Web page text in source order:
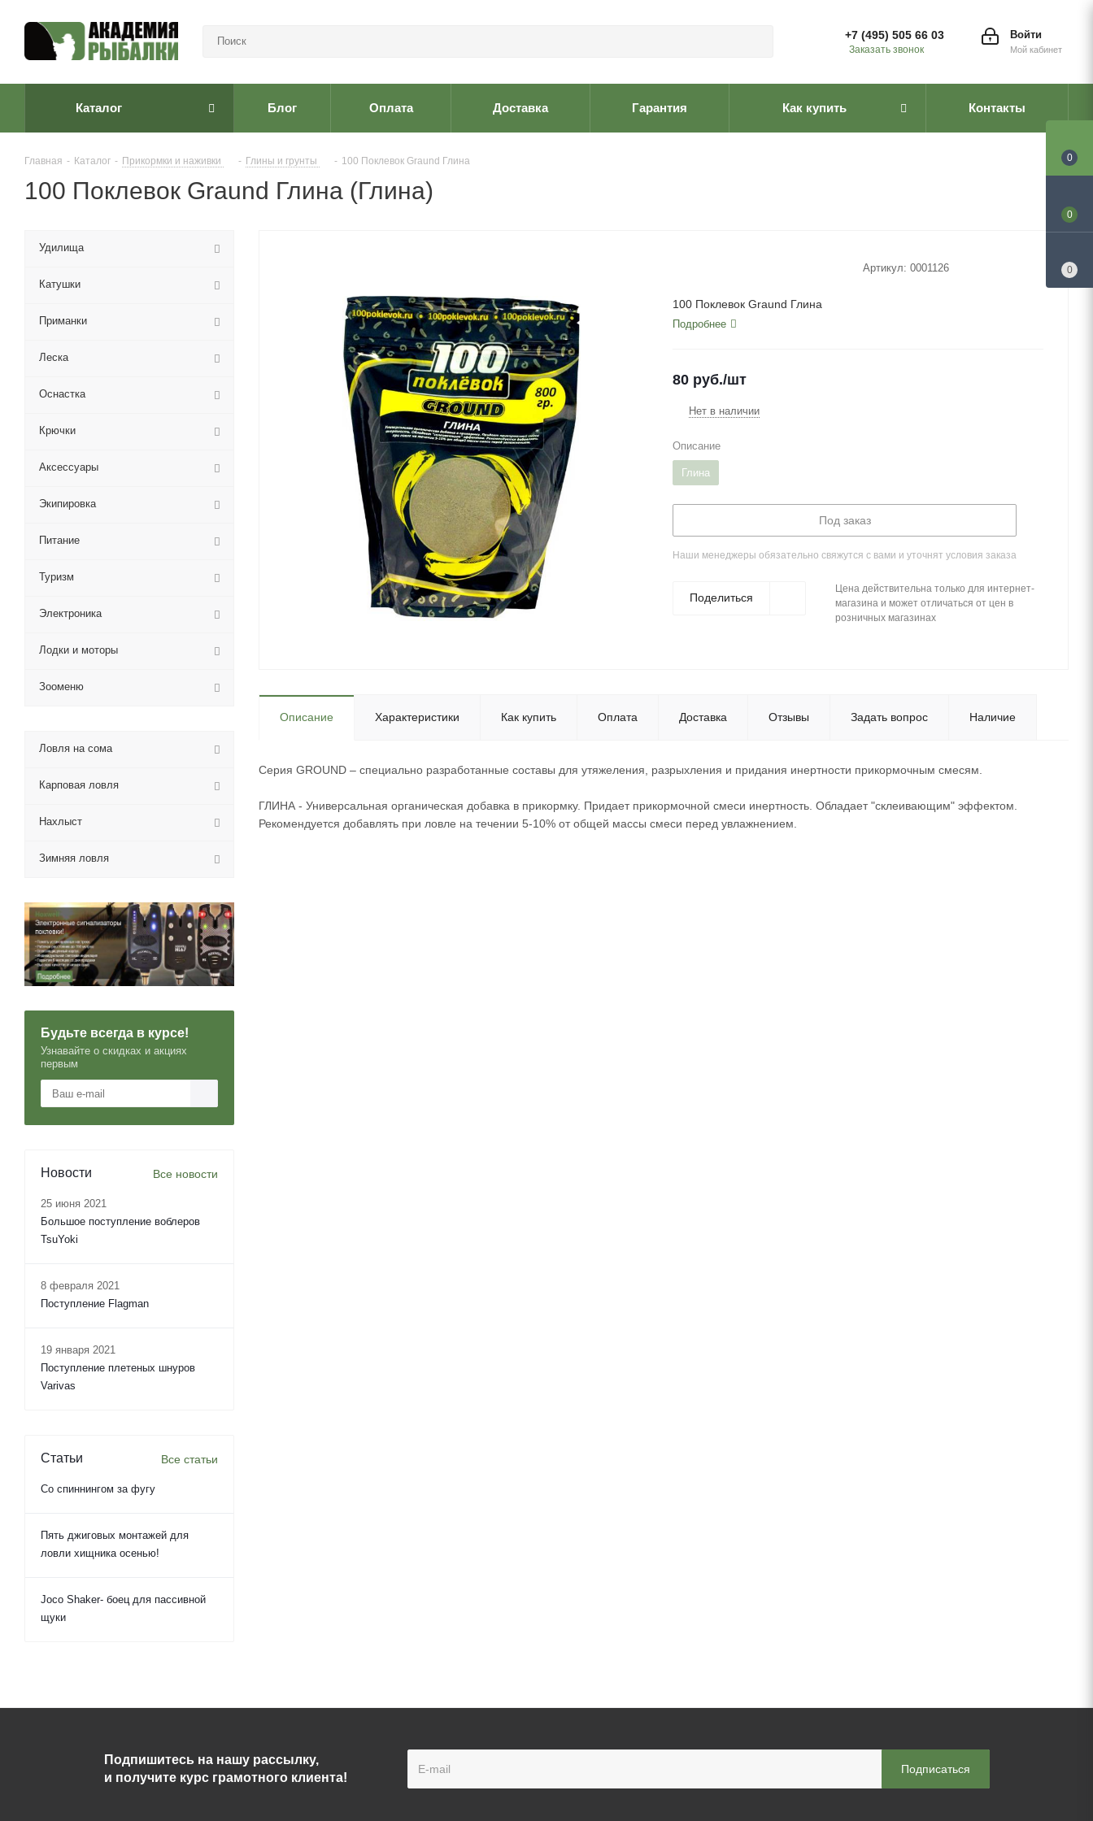
Войти
Мой кабинет
+7 (495) 505 66 03
Заказать звонок
Каталог Блог Оплата Доставка Гарантия Как купить Контакты
Главная - Каталог - Прикормки и наживки - Глины и грунты - 100 Поклевок Graund Глина
100 Поклевок Graund Глина (Глина)
Артикул: 0001126
100 Поклевок Graund Глина
Подробнее
80 руб./шт
Нет в наличии
Описание
Глина
Под заказ
Наши менеджеры обязательно свяжутся с вами и уточнят условия заказа
Поделиться
Цена действительна только для интернет-
магазина и может отличаться от цен в
розничных магазинах
Описание Характеристики Как купить Оплата Доставка Отзывы Задать вопрос Наличие
Серия GROUND – специально разработанные составы для утяжеления, разрыхления и придания инертности прикормочным смесям.
ГЛИНА - Универсальная органическая добавка в прикормку. Придает прикормочной смеси инертность. Обладает "склеивающим" эффектом.
Рекомендуется добавлять при ловле на течении 5-10% от общей массы смеси перед увлажнением.
Удилища
Катушки
Приманки
Леска
Оснастка
Крючки
Аксессуары
Экипировка
Питание
Туризм
Электроника
Лодки и моторы
Зооменю
Ловля на сома
Карповая ловля
Нахлыст
Зимняя ловля
Будьте всегда в курсе!
Узнавайте о скидках и акциях
первым
Новости Все новости
25 июня 2021
Большое поступление воблеров
TsuYoki
8 февраля 2021
Поступление Flagman
19 января 2021
Поступление плетеных шнуров
Varivas
Статьи Все статьи
Со спиннингом за фугу
Пять джиговых монтажей для
ловли хищника осенью!
Joco Shaker- боец для пассивной
щуки
Подпишитесь на нашу рассылку,
и получите курс грамотного клиента!
0
0
0